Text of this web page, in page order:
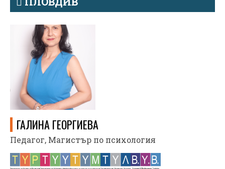
ГАЛИНА ГЕОРГИЕВА
Педагог, Магистър по психология